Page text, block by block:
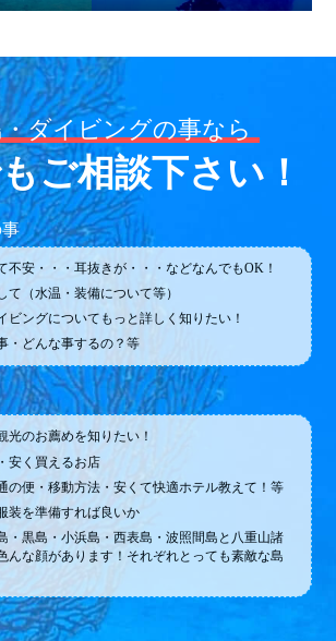
ダイビングの事なら
ご相談下さい！
不安・・・耳抜きが・・・などなんでもOK！
て（水温・装備について等）
ビングについてもっと詳しく知りたい！
・どんな事するの？等
光のお薦めを知りたい！
安く買えるお店
の便・移動方法・安くて快適ホテル教えて！等
装を準備すれば良いか
・黒島・小浜島・西表島・波照間島と八重山諸
んな顔があります！それぞれとっても素敵な島